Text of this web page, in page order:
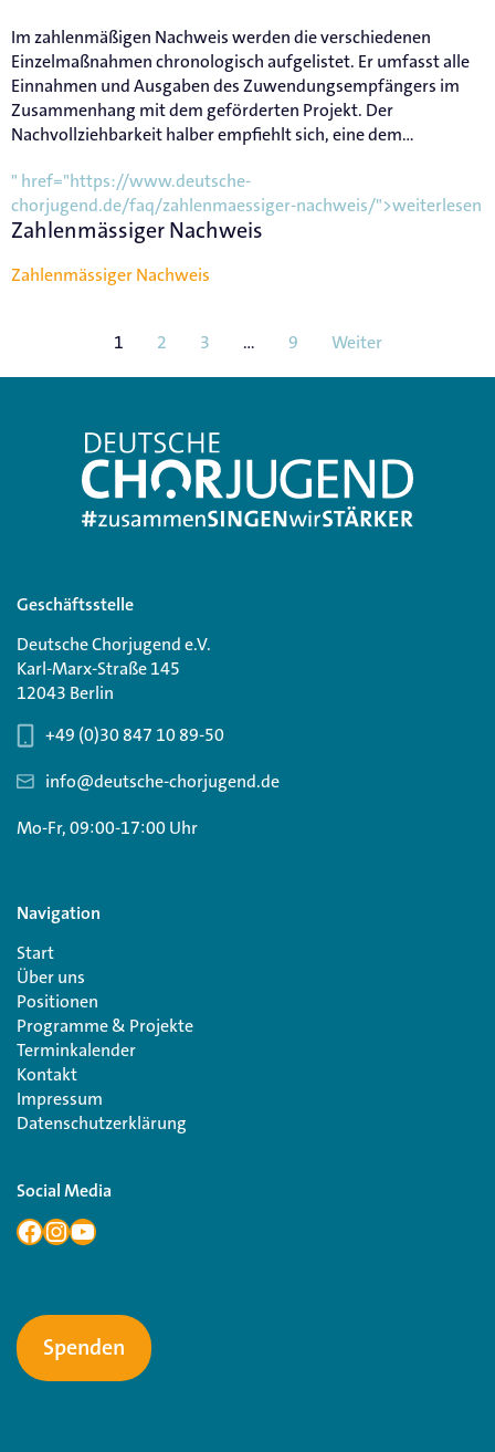
Zahlenmässiger Nachweis
Im zahlenmäßigen Nachweis werden die verschiedenen
Einzelmaßnahmen chronologisch aufgelistet. Er umfasst alle
Einnahmen und Ausgaben des Zuwendungsempfängers im
Zusammenhang mit dem geförderten Projekt. Der
Nachvollziehbarkeit halber empfiehlt sich, eine dem...
Zahlenmässiger Nachweis
" href="https://www.deutsche-
chorjugend.de/faq/zahlenmaessiger-nachweis/">weiterlesen
1 2 3 … 9 Weiter
Geschäftsstelle
Deutsche Chorjugend e.V.
Karl-Marx-Straße 145
12043 Berlin
+49 (0)30 847 10 89-50
info@deutsche-chorjugend.de
Mo-Fr, 09:00-17:00 Uhr
Navigation
Start
Über uns
Positionen
Programme & Projekte
Terminkalender
Kontakt
Impressum
Datenschutzerklärung
Social Media
Spenden